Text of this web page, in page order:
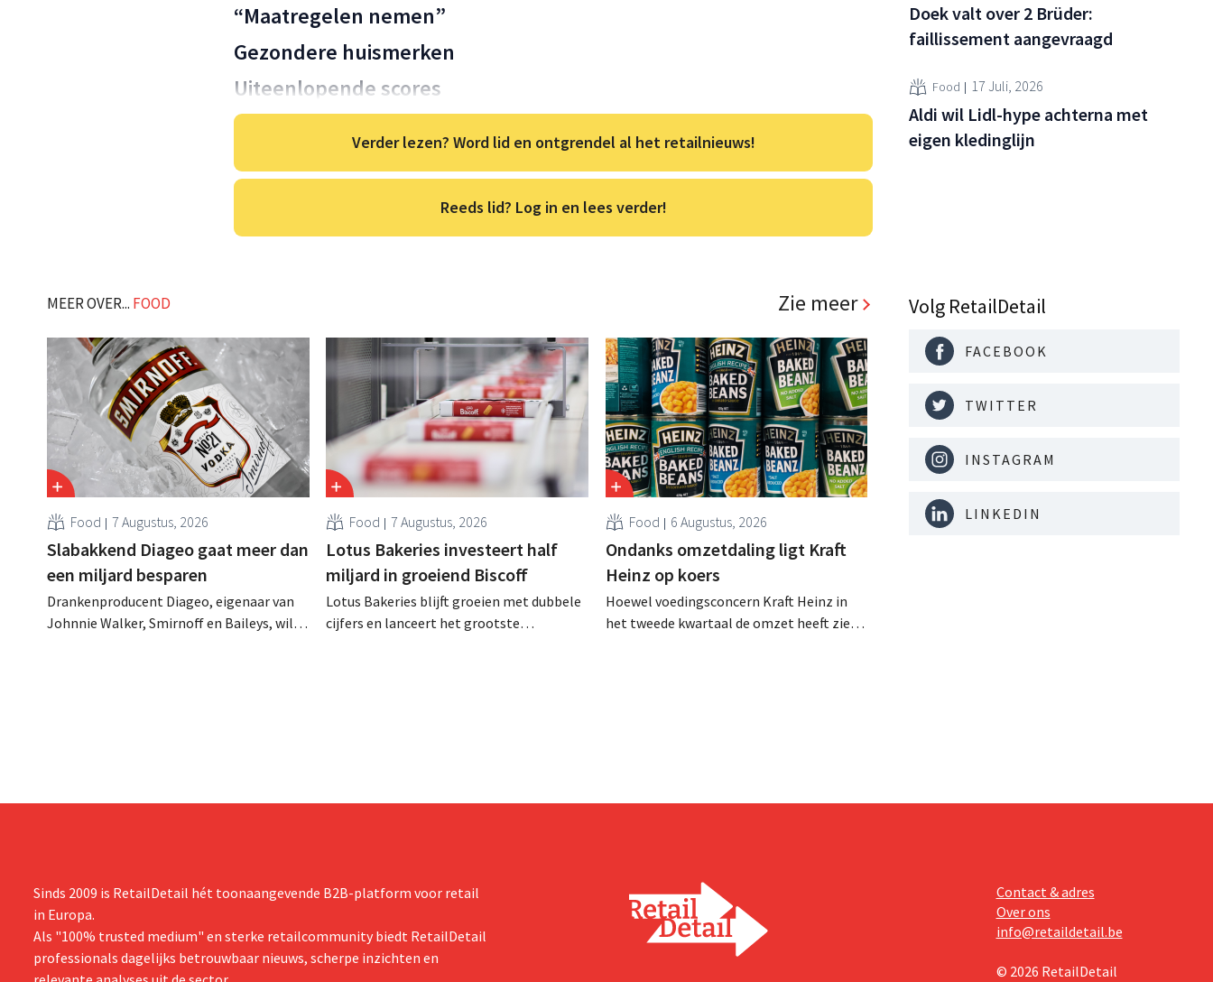
“Maatregelen nemen”
Gezondere huismerken
Uiteenlopende scores
Verder lezen? Word lid en ontgrendel al het retailnieuws!
Reeds lid? Log in en lees verder!
MEER OVER... FOOD Zie meer
Food 7 Augustus, 2026
Slabakkend Diageo gaat meer dan
een miljard besparen
Drankenproducent Diageo, eigenaar van
Johnnie Walker, Smirnoff en Baileys, wil
Food 7 Augustus, 2026
Lotus Bakeries investeert half
miljard in groeiend Biscoff
Lotus Bakeries blijft groeien met dubbele
cijfers en lanceert het grootste
Food 6 Augustus, 2026
Ondanks omzetdaling ligt Kraft
Heinz op koers
Hoewel voedingsconcern Kraft Heinz in
het tweede kwartaal de omzet heeft zien
Doek valt over 2 Brüder:
faillissement aangevraagd
Food 17 Juli, 2026
Aldi wil Lidl-hype achterna met
eigen kledinglijn
Volg RetailDetail
FACEBOOK
TWITTER
INSTAGRAM
LINKEDIN
Sinds 2009 is RetailDetail hét toonaangevende B2B-platform voor retail
in Europa.
Als "100% trusted medium" en sterke retailcommunity biedt RetailDetail
professionals dagelijks betrouwbaar nieuws, scherpe inzichten en
Contact & adres
Over ons
info@retaildetail.be
© 2026 RetailDetail